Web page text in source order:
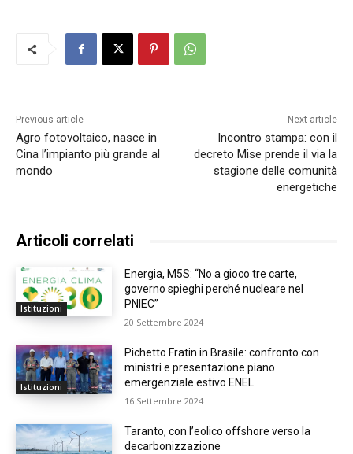
Previous article
Agro fotovoltaico, nasce in
Cina l’impianto più grande al
mondo
Next article
Incontro stampa: con il
decreto Mise prende il via la
stagione delle comunità
energetiche
Articoli correlati
Istituzioni
Energia, M5S: “No a gioco tre carte,
governo spieghi perché nucleare nel
PNIEC”
20 Settembre 2024
Istituzioni
Pichetto Fratin in Brasile: confronto con
ministri e presentazione piano
emergenziale estivo ENEL
16 Settembre 2024
Taranto, con l’eolico offshore verso la
decarbonizzazione